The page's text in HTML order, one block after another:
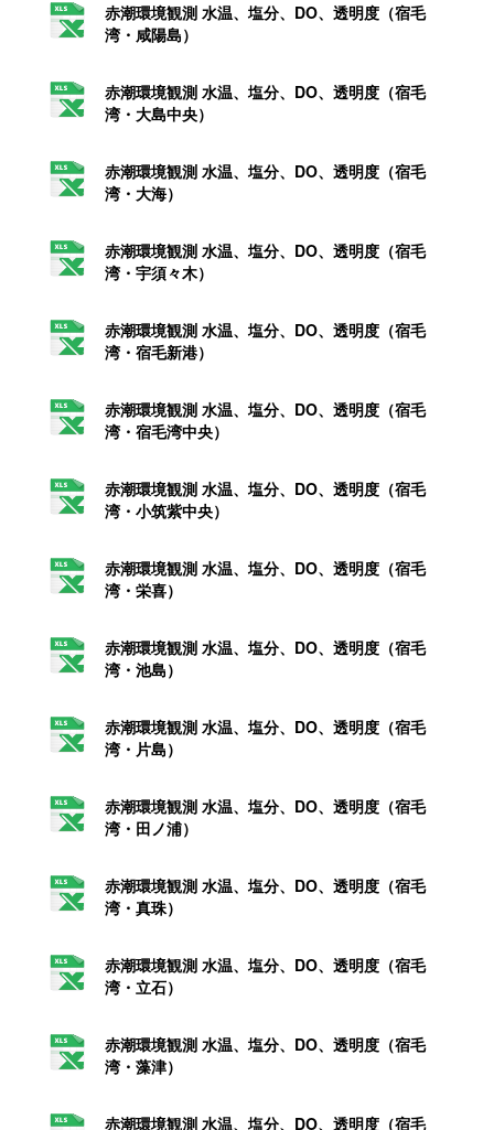
赤潮環境観測 水温、塩分、DO、透明度（宿毛
湾・咸陽島）
赤潮環境観測 水温、塩分、DO、透明度（宿毛
湾・大島中央）
赤潮環境観測 水温、塩分、DO、透明度（宿毛
湾・大海）
赤潮環境観測 水温、塩分、DO、透明度（宿毛
湾・宇須々木）
赤潮環境観測 水温、塩分、DO、透明度（宿毛
湾・宿毛新港）
赤潮環境観測 水温、塩分、DO、透明度（宿毛
湾・宿毛湾中央）
赤潮環境観測 水温、塩分、DO、透明度（宿毛
湾・小筑紫中央）
赤潮環境観測 水温、塩分、DO、透明度（宿毛
湾・栄喜）
赤潮環境観測 水温、塩分、DO、透明度（宿毛
湾・池島）
赤潮環境観測 水温、塩分、DO、透明度（宿毛
湾・片島）
赤潮環境観測 水温、塩分、DO、透明度（宿毛
湾・田ノ浦）
赤潮環境観測 水温、塩分、DO、透明度（宿毛
湾・真珠）
赤潮環境観測 水温、塩分、DO、透明度（宿毛
湾・立石）
赤潮環境観測 水温、塩分、DO、透明度（宿毛
湾・藻津）
赤潮環境観測 水温、塩分、DO、透明度（宿毛